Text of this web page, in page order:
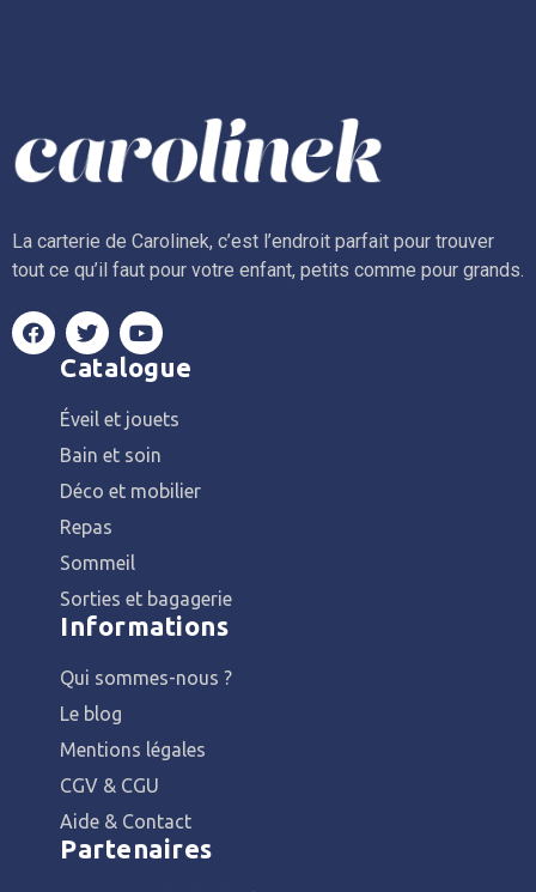
La carterie de Carolinek, c’est l’endroit parfait pour trouver
tout ce qu’il faut pour votre enfant, petits comme pour grands.
Catalogue
Éveil et jouets
Bain et soin
Déco et mobilier
Repas
Sommeil
Sorties et bagagerie
Informations
Qui sommes-nous ?
Le blog
Mentions légales
CGV & CGU
Aide & Contact
Partenaires